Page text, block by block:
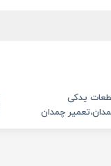
یدکی
چمدان